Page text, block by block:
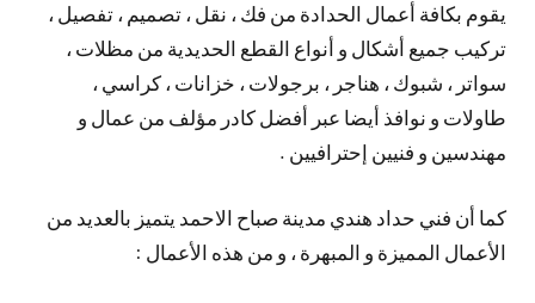
يقوم بكافة أعمال الحدادة من فك ، نقل ، تصميم ، تفصيل ،
تركيب جميع أشكال و أنواع القطع الحديدية من مظلات ،
سواتر ، شبوك ، هناجر ، برجولات ، خزانات ، كراسي ،
طاولات و نوافذ أيضا عبر أفضل كادر مؤلف من عمال و
مهندسين و فنيين إحترافيين .
كما أن فني حداد هندي مدينة صباح الاحمد يتميز بالعديد من
الأعمال المميزة و المبهرة ، و من هذه الأعمال :